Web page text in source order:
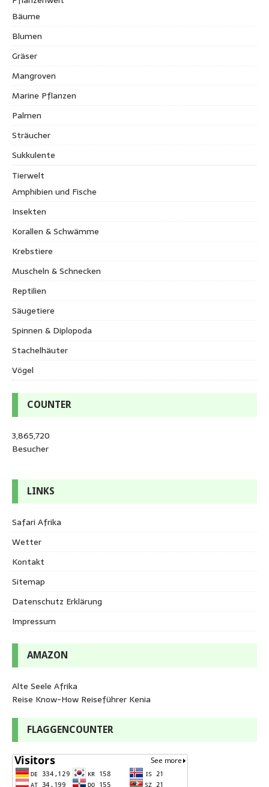
Bäume
Blumen
Gräser
Mangroven
Marine Pflanzen
Palmen
Sträucher
Sukkulente
Tierwelt
Amphibien und Fische
Insekten
Korallen & Schwämme
Krebstiere
Muscheln & Schnecken
Reptilien
Säugetiere
Spinnen & Diplopoda
Stachelhäuter
Vögel
COUNTER
3,865,720
Besucher
LINKS
Safari Afrika
Wetter
Kontakt
Sitemap
Datenschutz Erklärung
Impressum
AMAZON
Alte Seele Afrika
Reise Know-How Reiseführer Kenia
FLAGGENCOUNTER